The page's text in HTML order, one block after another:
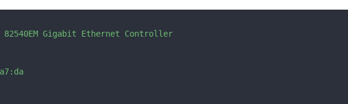
Gigabit Ethernet Controller